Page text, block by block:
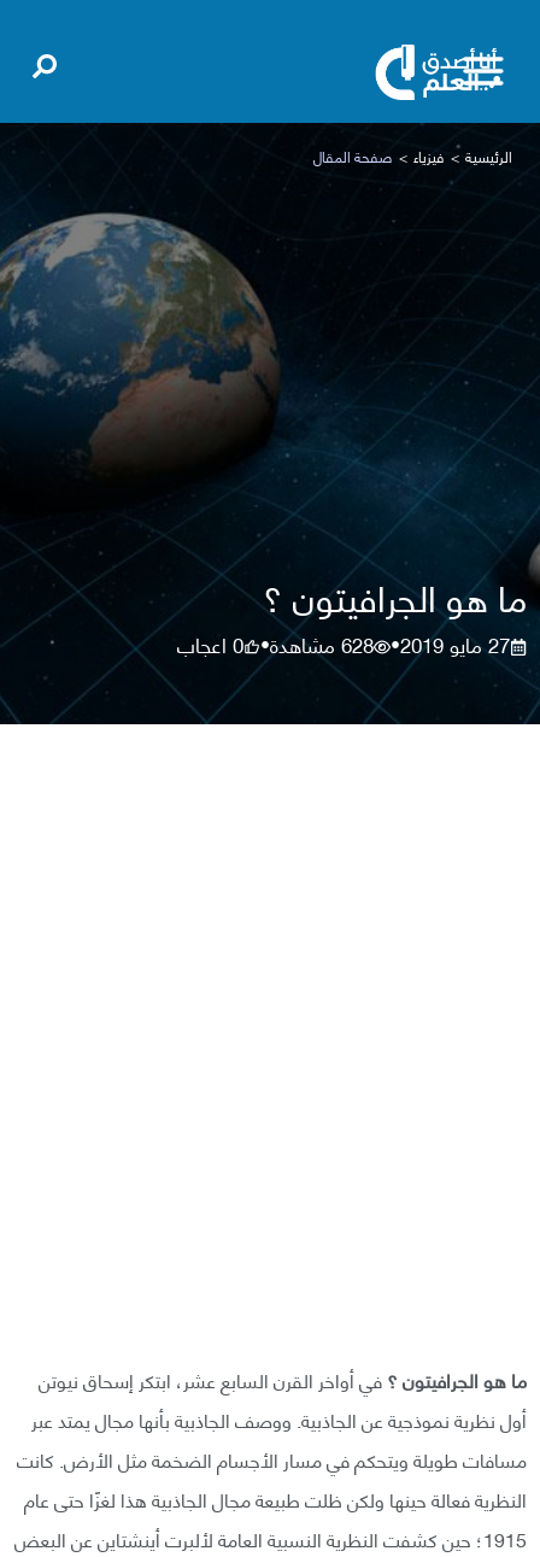
الرئيسية فيزياء صفحة المقال
ما هو الجرافيتون ؟
27 مايو 2019 •
628مشاهدة•
0اعجاب
ما هو الجرافيتون ؟في أواخر القرن السابع عشر، ابتكر إسحاق نيوتن
أول نظرية نموذجية عن الجاذبية. ووصف الجاذبية بأنها مجال يمتد عبر
مسافات طويلة ويتحكم في مسار الأجسام الضخمة مثل الأرض. كانت
النظرية فعالة حينها ولكن ظلت طبيعة مجال الجاذبية هذا لغزًا حتى عام
1915؛ حين كشفت النظرية النسبية العامة لألبرت أينشتاين عن البعض